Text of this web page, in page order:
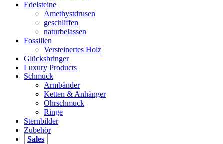
Edelsteine
Amethystdrusen
geschliffen
naturbelassen
Fossilien
Versteinertes Holz
Glücksbringer
Luxury Products
Schmuck
Armbänder
Ketten & Anhänger
Ohrschmuck
Ringe
Sternbilder
Zubehör
Sales